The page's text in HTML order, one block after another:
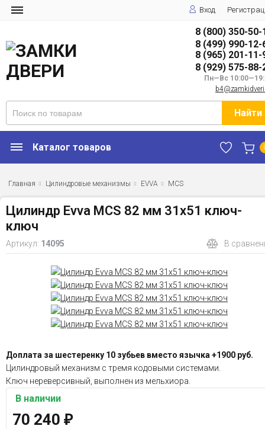
Вход
8 (800) 350-50-
8 (499) 990-12-
8 (965) 201-11-
8 (929) 575-88-
Пн—Вс
Найти
Каталог товаров
Главная Цилиндровые механизмы EVVA MCS
Цилиндр Evva MCS 82 мм 31x51 ключ-
ключ
Артикул: 14095 В
Доплата за шестеренку 10 зубьев вместо язычка +1900 руб.
Цилиндровый механизм с тремя кодовыми системами.
Ключ нереверсивный, выполнен из мельхиора.
В наличии
70 240 ₽